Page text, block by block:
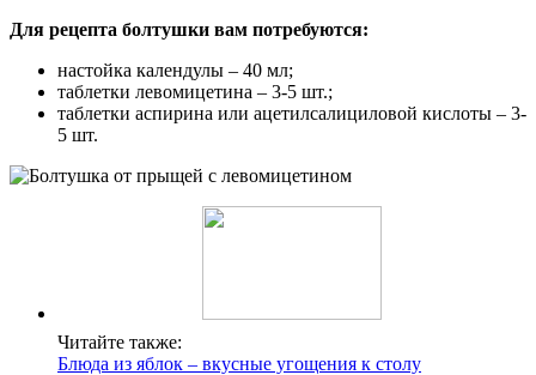
Для рецепта болтушки вам потребуются:
настойка календулы ‒ 40 мл;
таблетки левомицетина ‒ 3-5 шт.;
таблетки аспирина или ацетилсалициловой кислоты ‒ 3-
5 шт.
Читайте также:
Блюда из яблок – вкусные угощения к столу